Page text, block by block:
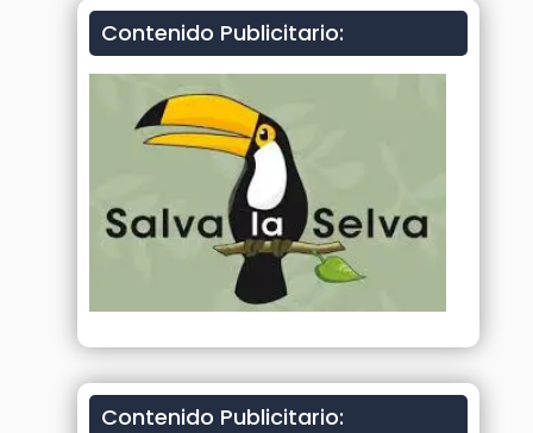
Contenido Publicitario:
Contenido Publicitario: